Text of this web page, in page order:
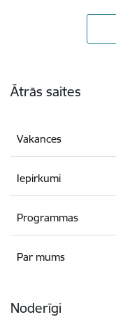
Ātrās saites
Vakances
Iepirkumi
Programmas
Par mums
Noderīgi